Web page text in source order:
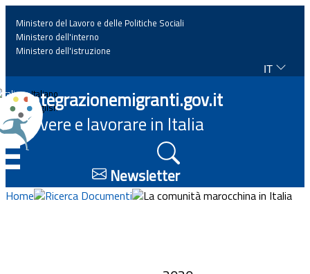
Home
News
Approfondimenti
Ministero del Lavoro e delle Politiche Sociali
Ministero dell'interno
Ministero dell'istruzione
IT
Italiano
English
Integrazionemigranti.gov.it
Vivere e lavorare in Italia
Newsletter
Home Ricerca Documenti La comunità marocchina in Italia